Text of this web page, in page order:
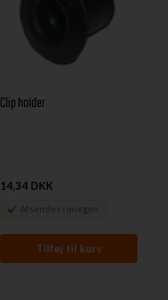
Clip holder
14,34 DKK
Afsendes i morgen